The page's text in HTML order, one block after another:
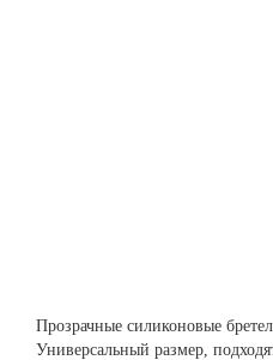
Прозрачные силиконовые
Универсальный размер,